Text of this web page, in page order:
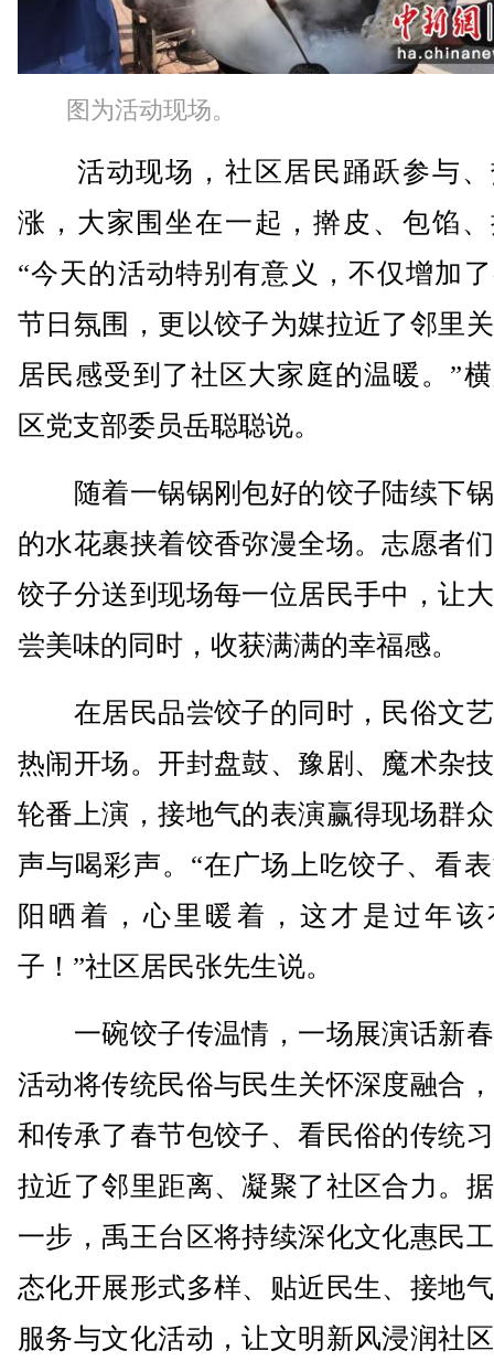
图为活动现场。
活动现场，社区居民踊跃参与、
涨，大家围坐在一起，擀皮、包馅
“今天的活动特别有意义，不仅增加
节日氛围，更以饺子为媒拉近了邻里
居民感受到了社区大家庭的温暖。”
区党支部委员岳聪聪说。
随着一锅锅刚包好的饺子陆续下
的水花裹挟着饺香弥漫全场。志愿者
饺子分送到现场每一位居民手中，让
尝美味的同时，收获满满的幸福感。
在居民品尝饺子的同时，民俗文
热闹开场。开封盘鼓、豫剧、魔术杂
轮番上演，接地气的表演赢得现场群
声与喝彩声。“在广场上吃饺子、看
阳晒着，心里暖着，这才是过年该
子！”社区居民张先生说。
一碗饺子传温情，一场展演话新
活动将传统民俗与民生关怀深度融合
和传承了春节包饺子、看民俗的传统
拉近了邻里距离、凝聚了社区合力。
一步，禹王台区将持续深化文化惠民
态化开展形式多样、贴近民生、接地
服务与文化活动，让文明新风浸润社